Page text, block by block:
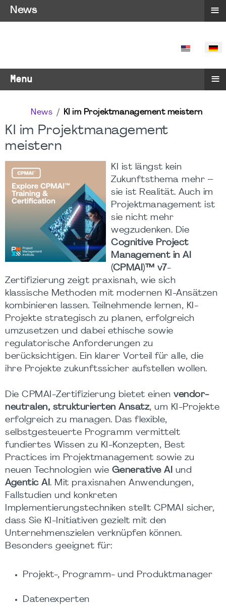
SPRACHE
Menu ≡
News KI im Projektmanagement meistern
KI im Projektmanagement
meistern
KI ist längst kein
Zukunftsthema mehr –
sie ist Realität. Auch im
Projektmanagement ist
sie nicht mehr
wegzudenken. Die
Cognitive Project
Management in AI
(CPMAI)™ v7-
Zertifizierung zeigt praxisnah, wie sich
klassische Methoden mit modernen KI-Ansätzen
kombinieren lassen. Teilnehmende lernen, KI-
Projekte strategisch zu planen, erfolgreich
umzusetzen und dabei ethische sowie
regulatorische Anforderungen zu
berücksichtigen. Ein klarer Vorteil für alle, die
ihre Projekte zukunftssicher aufstellen wollen.
Die CPMAI-Zertifizierung bietet einen vendor-
neutralen, strukturierten Ansatz, um KI-Projekte
erfolgreich zu managen. Das flexible,
selbstgesteuerte Programm vermittelt
fundiertes Wissen zu KI-Konzepten, Best
Practices im Projektmanagement sowie zu
neuen Technologien wie Generative AI und
Agentic AI . Mit praxisnahen Anwendungen,
Fallstudien und konkreten
Implementierungstechniken stellt CPMAI sicher,
dass Sie KI-Initiativen gezielt mit den
Unternehmenszielen verknüpfen können.
Besonders geeignet für:
Projekt-, Programm- und Produktmanager
Datenexperten
News ≡